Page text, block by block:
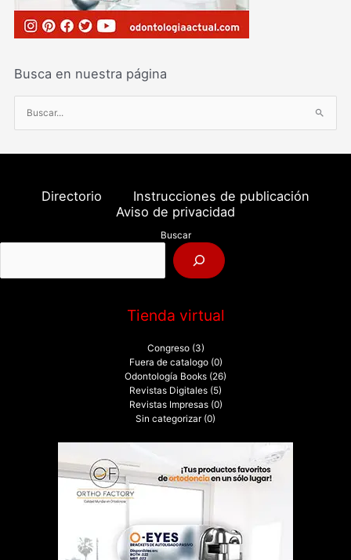
Busca en nuestra página
u
s
o
:
Directorio
Instrucciones de publicación
Aviso de privacidad
Buscar
Tienda virtual
Congreso (3)
Fuera de catalogo (0)
Odontología Books (26)
Revistas Digitales (5)
Revistas Impresas (0)
Sin categorizar (0)